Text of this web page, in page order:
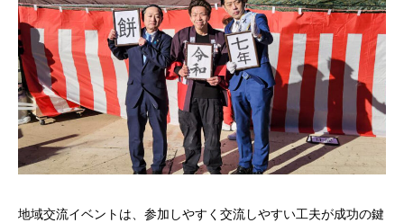
地域交流イベントは、参加しやすく交流しやすい工夫が成功の鍵